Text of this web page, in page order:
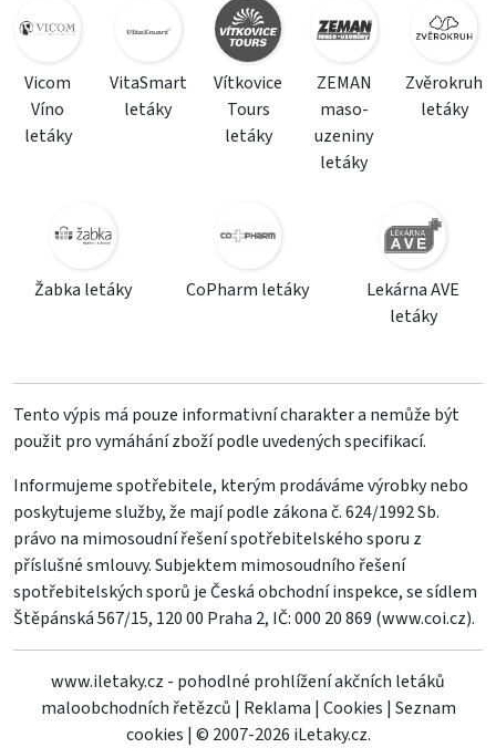
Vicom
Víno
letáky
VitaSmart
letáky
Vítkovice
Tours
letáky
ZEMAN
maso-
uzeniny
letáky
Zvěrokruh
letáky
Žabka letáky CoPharm letáky
Lekárna AVE
letáky
Tento výpis má pouze informativní charakter a nemůže být
použit pro vymáhání zboží podle uvedených specifikací.
Informujeme spotřebitele, kterým prodáváme výrobky nebo
poskytujeme služby, že mají podle zákona č. 624/1992 Sb.
právo na mimosoudní řešení spotřebitelského sporu z
příslušné smlouvy. Subjektem mimosoudního řešení
spotřebitelských sporů je Česká obchodní inspekce, se sídlem
Štěpánská 567/15, 120 00 Praha 2, IČ: 000 20 869 (www.coi.cz).
www.iletaky.cz - pohodlné prohlížení akčních letáků
maloobchodních řetězců | Reklama | Cookies | Seznam
cookies | © 2007-2026 iLetaky.cz.